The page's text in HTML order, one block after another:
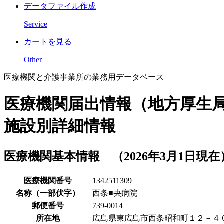
データファイル作成
Service
カートを見る
Other
医療機関と介護事業所の業務用データベース
医療機関届出情報（地方厚生局
施設別詳細情報
医療機関基本情報 （2026年3月1日現在
医療機関番号
1342511309
名称（一部伏字）
西条■央病院
郵便番号
739-0014
所在地
広島県東広島市西条昭和町１２－４